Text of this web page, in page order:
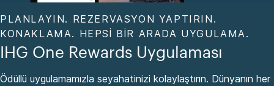
PLANLAYIN. REZERVASYON YAPTIRIN.
KONAKLAMA. HEPSI BIR ARADA UYGULAMA.
IHG One Rewards Uygulaması
Ödüllü uygulamamızla seyahatinizi kolaylaştırın. Dünyanın her